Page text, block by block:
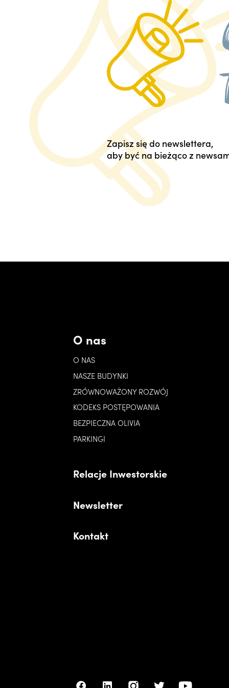
Zapisz się do newslettera,
aby być na bieżąco z
O nas
O NAS
NASZE BUDYNKI
ZRÓWNOWAŻONY ROZWÓJ
KODEKS POSTĘPOWANIA
BEZPIECZNA OLIVIA
PARKINGI
Relacje Inwestorskie
Newsletter
Kontakt